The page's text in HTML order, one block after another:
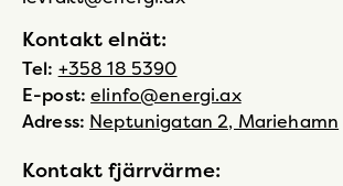
Kontakt elnät:
Tel: +358 18 5390
E-post: elinfo@energi.ax
Adress: Neptunigatan 2, Mariehamn
Kontakt fjärrvärme: